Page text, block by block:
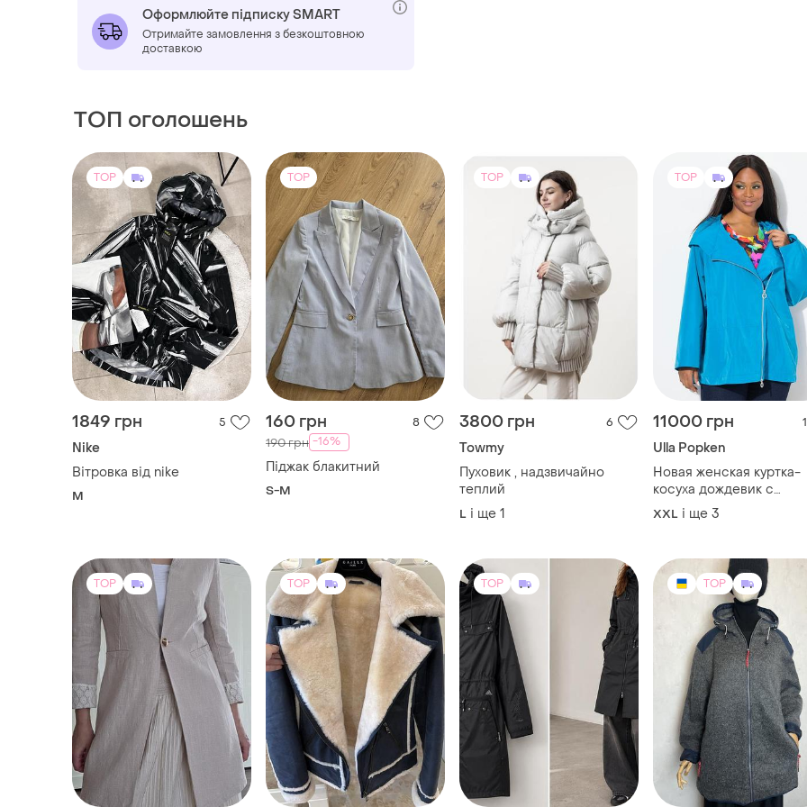
Оформлюйте підписку SMART
Отримайте замовлення з безкоштовною
доставкою
ТОП оголошень
TOP
1849 грн 5
Nike
Вітровка від nike
M
TOP
160 грн 8
190 грн -16%
Піджак блакитний
S-M
TOP
3800 грн 6
Towmy
Пуховик , надзвичайно
теплий
L і ще 1
TOP
11000 грн 1
Ulla Popken
Новая женская куртка-
косуха дождевик с
капюшоном очень
большого размера наш
XXL і ще 3
TOP TOP TOP TOP